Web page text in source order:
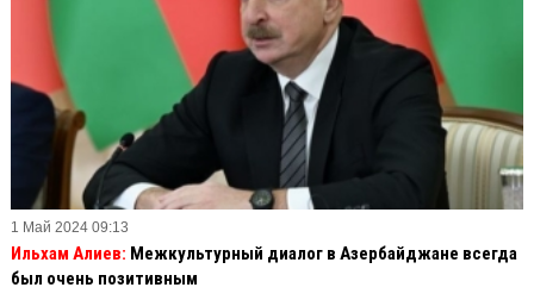
1 Май 2024 09:13
Ильхам Алиев: Межкультурный диалог в Азербайджане всегда
был очень позитивным